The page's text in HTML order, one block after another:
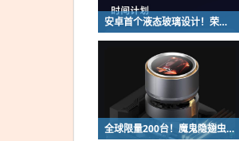
安卓首个液态玻璃设计！荣耀MagicOS 11内测招募开启：17款机型首批升级
全球限量200台！魔鬼隐翅虫欧米伽L36 Ultra液冷预售：可动冷头售2999元